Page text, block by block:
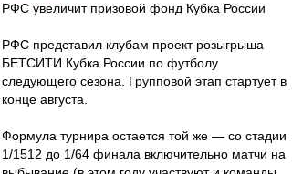
РФС увеличит призовой фонд Кубка России
РФС представил клубам проект розыгрыша
БЕТСИТИ Кубка России по футболу
следующего сезона. Групповой этап стартует в
конце августа.
Формула турнира остается той же — со стадии
1/1512 до 1/64 финала включительно матчи на